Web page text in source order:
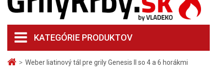
> Weber liatinový tál pre grily Genesis II so 4 a 6 horákmi
KATEGÓRIE PRODUKTOV